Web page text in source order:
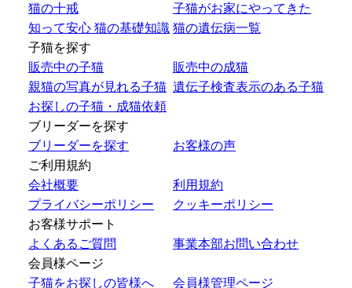
猫の十戒
子猫がお家にやってきた
知って安心 猫の基礎知識 猫の遺伝病一覧
子猫を探す
販売中の子猫
販売中の成猫
親猫の写真が見れる子猫 遺伝子検査表示のある子猫
お探しの子猫・成猫依頼
ブリーダーを探す
ブリーダーを探す
お客様の声
ご利用規約
会社概要
利用規約
プライバシーポリシー
クッキーポリシー
お客様サポート
よくあるご質問
事業本部お問い合わせ
会員様ページ
子猫をお探しの皆様へ
会員様管理ページ